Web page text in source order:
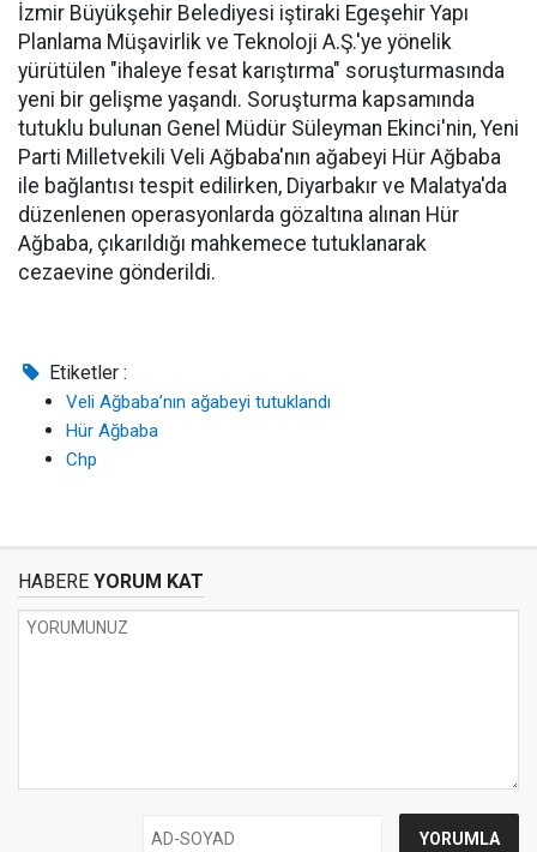
İzmir Büyükşehir Belediyesi iştiraki Egeşehir Yapı
Planlama Müşavirlik ve Teknoloji A.Ş.'ye yönelik
yürütülen "ihaleye fesat karıştırma" soruşturmasında
yeni bir gelişme yaşandı. Soruşturma kapsamında
tutuklu bulunan Genel Müdür Süleyman Ekinci'nin, Yeni
Parti Milletvekili Veli Ağbaba'nın ağabeyi Hür Ağbaba
ile bağlantısı tespit edilirken, Diyarbakır ve Malatya'da
düzenlenen operasyonlarda gözaltına alınan Hür
Ağbaba, çıkarıldığı mahkemece tutuklanarak
cezaevine gönderildi.
Etiketler :
Veli Ağbaba’nın ağabeyi tutuklandı
Hür Ağbaba
Chp
HABERE YORUM KAT